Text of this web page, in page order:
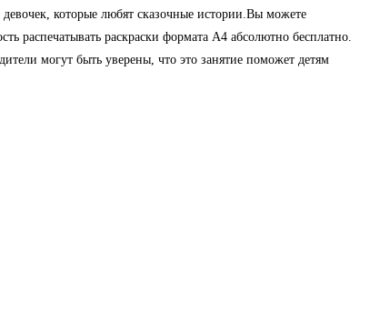
которые любят сказочные истории.Вы можете
распечатывать раскраски формата А4 абсолютно бесплатно.
могут быть уверены, что это занятие поможет детям